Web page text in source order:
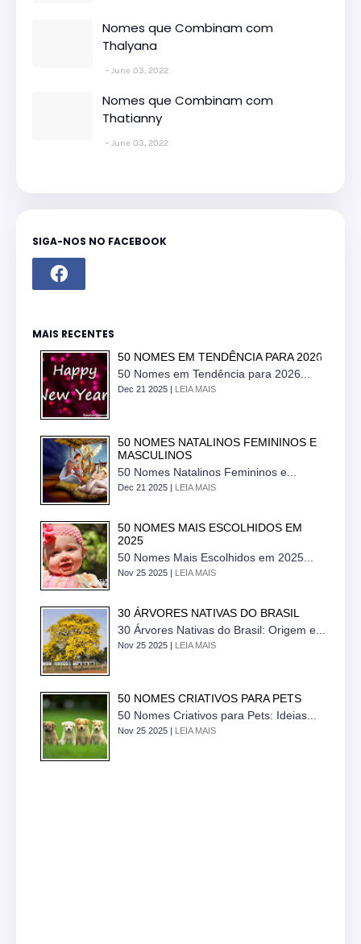
Nomes que Combinam com
Thalyana
June 03, 2022
Nomes que Combinam com
Thatianny
June 03, 2022
SIGA-NOS NO FACEBOOK
MAIS RECENTES
50 NOMES EM TENDÊNCIA PARA 2026
50 Nomes em Tendência para 2026...
Dec 21 2025 | LEIA MAIS
50 NOMES NATALINOS FEMININOS E
MASCULINOS
50 Nomes Natalinos Femininos e...
Dec 21 2025 | LEIA MAIS
50 NOMES MAIS ESCOLHIDOS EM
2025
50 Nomes Mais Escolhidos em 2025...
Nov 25 2025 | LEIA MAIS
30 ÁRVORES NATIVAS DO BRASIL
30 Árvores Nativas do Brasil: Origem e...
Nov 25 2025 | LEIA MAIS
50 NOMES CRIATIVOS PARA PETS
50 Nomes Criativos para Pets: Ideias...
Nov 25 2025 | LEIA MAIS